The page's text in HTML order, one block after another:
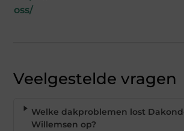
oss/
Veelgestelde vragen
Welke dakproblemen lost
Willemsen op?